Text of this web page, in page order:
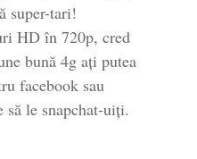
super-tari!
HD în 720p, cred
bună 4g ați putea
facebook sau
să le snapchat-uiți.